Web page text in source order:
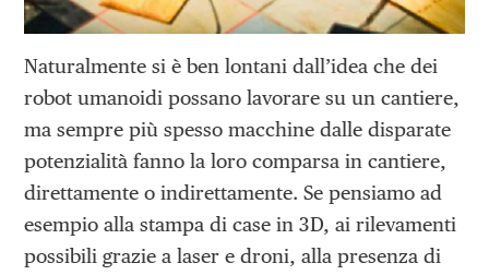
Naturalmente si è ben lontani dall’idea che dei
robot umanoidi possano lavorare su un cantiere,
ma sempre più spesso macchine dalle disparate
potenzialità fanno la loro comparsa in cantiere,
direttamente o indirettamente. Se pensiamo ad
esempio alla stampa di case in 3D, ai rilevamenti
possibili grazie a laser e droni, alla presenza di